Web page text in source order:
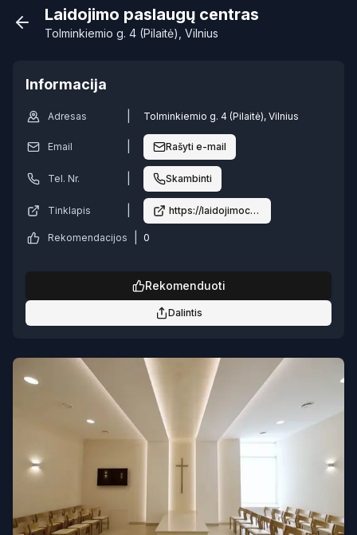
Laidojimo paslaugų centras
Tolminkiemio g. 4 (Pilaitė), Vilnius
Informacija
Adresas Tolminkiemio g. 4 (Pilaitė), Vilnius
Email Rašyti e-mail
Tel. Nr. Skambinti
Tinklapis https://laidojimocentras.lt/sarvojimo-
Rekomendacijos 0
Rekomenduoti
Dalintis